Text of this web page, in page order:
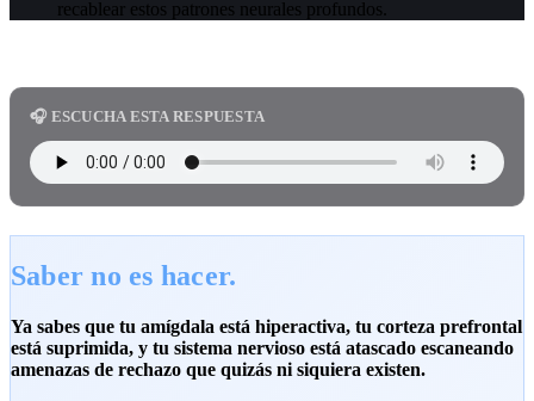
recablear estos patrones neurales profundos.
🎧 ESCUCHA ESTA RESPUESTA
Saber no es hacer.
Ya sabes que tu amígdala está hiperactiva, tu corteza prefrontal
está suprimida, y tu sistema nervioso está atascado escaneando
amenazas de rechazo que quizás ni siquiera existen.